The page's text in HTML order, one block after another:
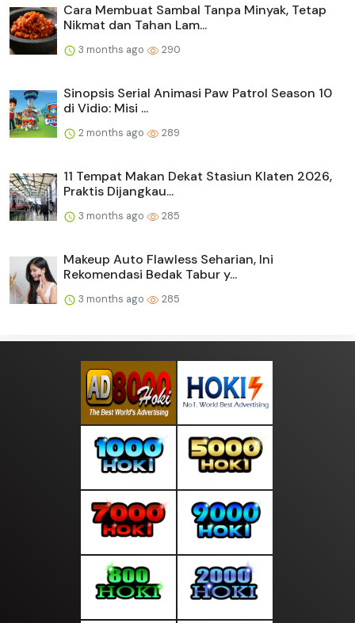
Cara Membuat Sambal Tanpa Minyak, Tetap
Nikmat dan Tahan Lam...
3 months ago 290
Sinopsis Serial Animasi Paw Patrol Season 10
di Vidio: Misi ...
2 months ago 289
11 Tempat Makan Dekat Stasiun Klaten 2026,
Praktis Dijangkau...
3 months ago 285
Makeup Auto Flawless Seharian, Ini
Rekomendasi Bedak Tabur y...
3 months ago 285